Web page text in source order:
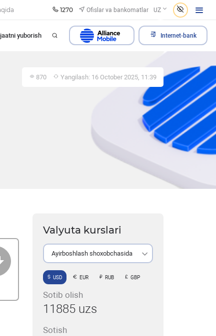
1270 Ofislar va bankomatlar UZ
yuborish Internet-bank
870 Yangilash: 16 October 2025, 11:39
Valyuta kurslari
Ayirboshlash shoxobchasida
USD EUR RUB GBP
Sotib olish
11885 uzs
Sotish